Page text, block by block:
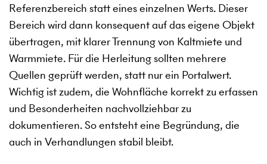
Referenzbereich statt eines einzelnen Werts. Dieser
Bereich wird dann konsequent auf das eigene Objekt
übertragen, mit klarer Trennung von Kaltmiete und
Warmmiete. Für die Herleitung sollten mehrere
Quellen geprüft werden, statt nur ein Portalwert.
Wichtig ist zudem, die Wohnfläche korrekt zu erfassen
und Besonderheiten nachvollziehbar zu
dokumentieren. So entsteht eine Begründung, die
auch in Verhandlungen stabil bleibt.